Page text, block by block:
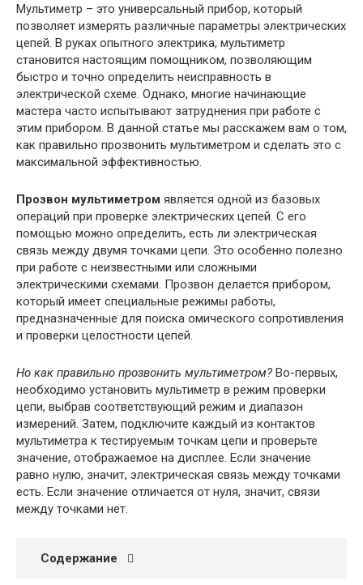
Мультиметр – это универсальный прибор, который
позволяет измерять различные параметры электрических
цепей. В руках опытного электрика, мультиметр
становится настоящим помощником, позволяющим
быстро и точно определить неисправность в
электрической схеме. Однако, многие начинающие
мастера часто испытывают затруднения при работе с
этим прибором. В данной статье мы расскажем вам о том,
как правильно прозвонить мультиметром и сделать это с
максимальной эффективностью.
Прозвон мультиметром является одной из базовых
операций при проверке электрических цепей. С его
помощью можно определить, есть ли электрическая
связь между двумя точками цепи. Это особенно полезно
при работе с неизвестными или сложными
электрическими схемами. Прозвон делается прибором,
который имеет специальные режимы работы,
предназначенные для поиска омического сопротивления
и проверки целостности цепей.
Но как правильно прозвонить мультиметром? Во-первых,
необходимо установить мультиметр в режим проверки
цепи, выбрав соответствующий режим и диапазон
измерений. Затем, подключите каждый из контактов
мультиметра к тестируемым точкам цепи и проверьте
значение, отображаемое на дисплее. Если значение
равно нулю, значит, электрическая связь между точками
есть. Если значение отличается от нуля, значит, связи
между точками нет.
Содержание